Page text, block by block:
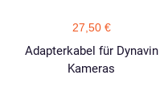
27,50 €
Adapterkabel für Dynavin
Kameras